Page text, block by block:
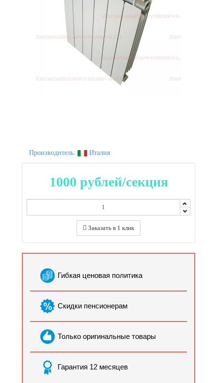
Производитель: Италия
1000 рублей/секция
Заказать в 1 клик
Гибкая ценовая политика
Скидки пенсионерам
Только оригинальные товары
Гарантия 12 месяцев